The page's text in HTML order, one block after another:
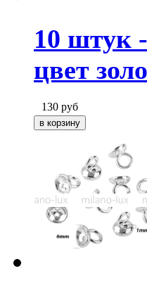
10 штук
цвет
130 руб